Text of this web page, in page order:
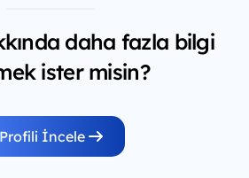
daha fazla bilgi
ister misin?
Profili İncele